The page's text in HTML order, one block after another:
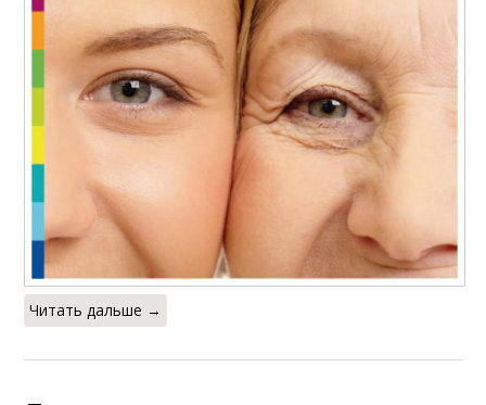
Читать дальше →